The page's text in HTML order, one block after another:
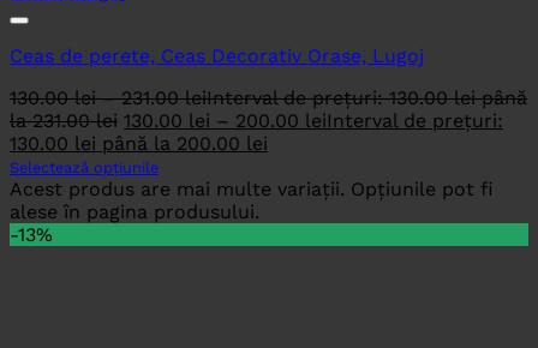
Ceas de perete, Ceas Decorativ Orase, Lugoj
130.00lei – 231.00leiInterval de prețuri: 130.00 lei până
la 231.00 lei 130.00 lei – 200.00 leiInterval de prețuri:
130.00 lei până la 200.00 lei
Selectează opțiunile
Acest produs are mai multe variații. Opțiunile pot fi
alese în pagina produsului.
-13%